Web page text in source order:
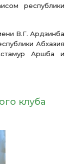
республики
В.Г. Ардзинба
Абхазия
Аршба и
клуба